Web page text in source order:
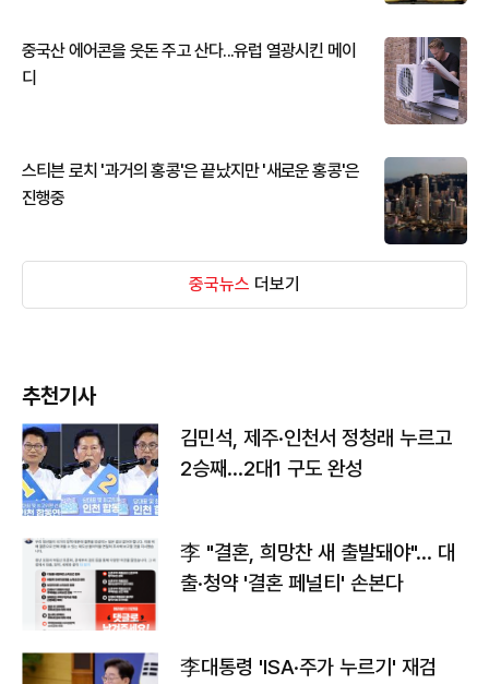
중국산 에어콘을 웃돈 주고 산다...유럽 열광시킨 메이
디
스티븐 로치 '과거의 홍콩'은 끝났지만 '새로운 홍콩'은
진행중
중국뉴스 더보기
추천기사
김민석, 제주·인천서 정청래 누르고
2승째…2대1 구도 완성
李 "결혼, 희망찬 새 출발돼야"… 대
출·청약 '결혼 페널티' 손본다
李대통령 'ISA·주가 누르기' 재검